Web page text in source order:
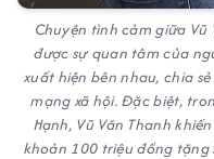
Chuyện tình cảm giữa Vũ
được sự quan tâm của
xuất hiện bên nhau, chia
mạng xã hội. Đặc biệt,
Hạnh, Vũ Văn Thanh
khoản 100 triệu đồng tặng